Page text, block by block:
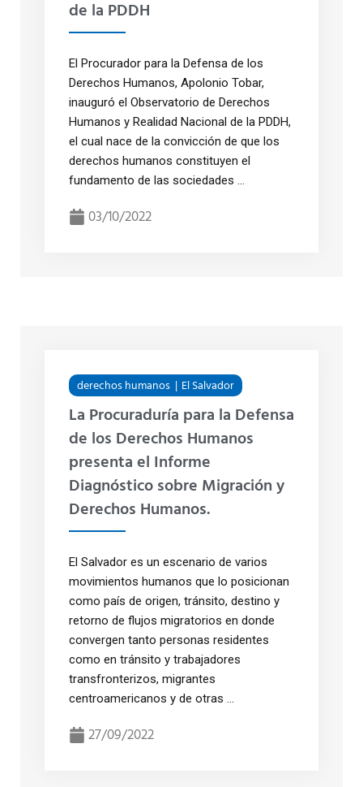
de la PDDH
El Procurador para la Defensa de los
Derechos Humanos, Apolonio Tobar,
inauguró el Observatorio de Derechos
Humanos y Realidad Nacional de la PDDH,
el cual nace de la convicción de que los
derechos humanos constituyen el
fundamento de las sociedades ...
03/10/2022
derechos humanos El Salvador
La Procuraduría para la Defensa
de los Derechos Humanos
presenta el Informe
Diagnóstico sobre Migración y
Derechos Humanos.
El Salvador es un escenario de varios
movimientos humanos que lo posicionan
como país de origen, tránsito, destino y
retorno de flujos migratorios en donde
convergen tanto personas residentes
como en tránsito y trabajadores
transfronterizos, migrantes
centroamericanos y de otras ...
27/09/2022